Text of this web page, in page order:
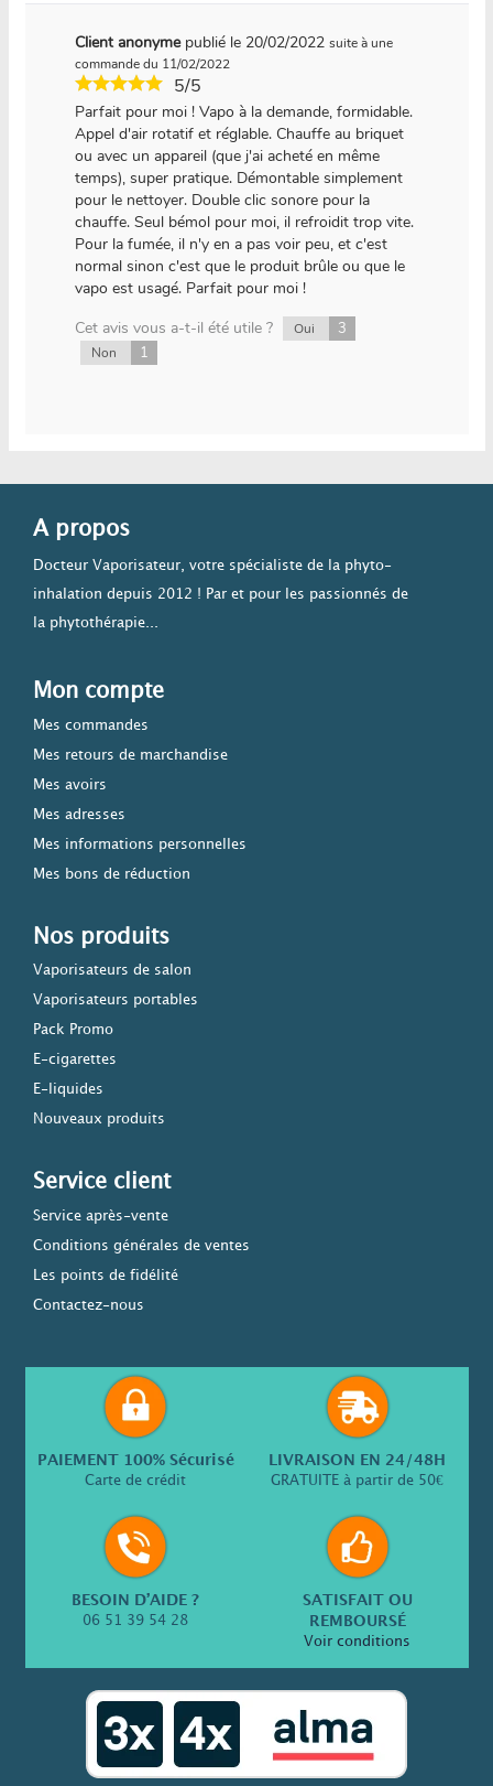
Client anonyme publié le 20/02/2022 suite à une
commande du 11/02/2022
5/5
Parfait pour moi ! Vapo à la demande, formidable.
Appel d'air rotatif et réglable. Chauffe au briquet
ou avec un appareil (que j'ai acheté en même
temps), super pratique. Démontable simplement
pour le nettoyer. Double clic sonore pour la
chauffe. Seul bémol pour moi, il refroidit trop vite.
Pour la fumée, il n'y en a pas voir peu, et c'est
normal sinon c'est que le produit brûle ou que le
vapo est usagé. Parfait pour moi !
Cet avis vous a-t-il été utile ?
Oui 3
Non 1
A propos
Docteur Vaporisateur, votre spécialiste de la phyto-
inhalation depuis 2012 ! Par et pour les passionnés de
la phytothérapie...
Mon compte
Mes commandes
Mes retours de marchandise
Mes avoirs
Mes adresses
Mes informations personnelles
Mes bons de réduction
Nos produits
Vaporisateurs de salon
Vaporisateurs portables
Pack Promo
E-cigarettes
E-liquides
Nouveaux produits
Service client
Service après-vente
Conditions générales de ventes
Les points de fidélité
Contactez-nous
PAIEMENT 100% Sécurisé
Carte de crédit
LIVRAISON EN 24/48H
GRATUITE à partir de 50€
BESOIN D’AIDE ?
06 51 39 54 28
SATISFAIT OU
REMBOURSÉ
Voir conditions